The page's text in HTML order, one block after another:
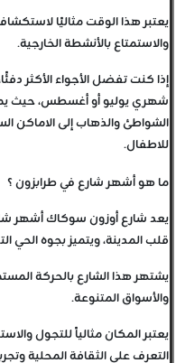
يعتبر هذا الوقت مثاليًا
والاستمتاع بالأنشطة الخارجية.
إذا كنت تفضل الأجواء الأكثر
شهري يوليو أو أغسطس، حيث
الشواطئ والذهاب إلى الاماكن
للاطفال.
ما هو أشهر شارع في طرابزون ؟
يعد شارع أوزون سوكاك أشهر
قلب المدينة، ويتميز بجوه الحي
يشتهر هذا الشارع بالحركة
والأسواق المتنوعة.
يعتبر المكان مثالياً للتجول
التعرف على الثقافة المحلية